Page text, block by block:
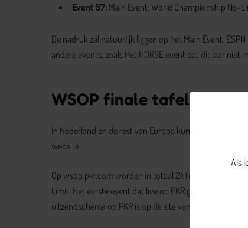
Als
Event 57: Main Event: World Championship No-
De nadruk zal natuurlijk liggen op het Main Event.
andere events, zoals Het HORSE event dat dit jaar niet
WSOP finale tafels online
In Nederland en de rest van Europa kunnen
website.
Op wsop.pkr.com worden in totaal 24 finale tafels live
Limit. Het eerste event dat live op PKR gevolgd kan
uitzendschema op PKR is op de site van PKR te vinden